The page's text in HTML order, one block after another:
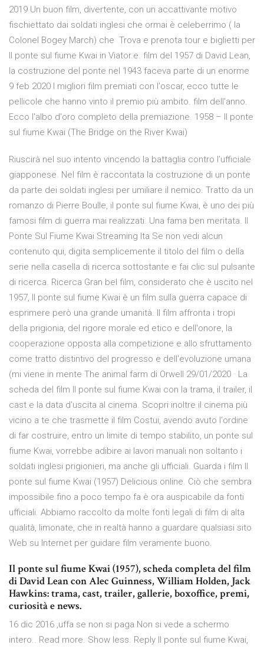
2019 Un buon film, divertente, con un accattivante motivo
fischiettato dai soldati inglesi che ormai è celeberrimo ( la
Colonel Bogey March) che Trova e prenota tour e biglietti per
Il ponte sul fiume Kwai in Viator.e. film del 1957 di David Lean,
la costruzione del ponte nel 1943 faceva parte di un enorme
9 feb 2020 I migliori film premiati con l'oscar, ecco tutte le
pellicole che hanno vinto il premio più ambito. film dell'anno.
Ecco l'albo d'oro completo della premiazione. 1958 – Il ponte
sul fiume Kwai (The Bridge on the River Kwai)
Riuscirà nel suo intento vincendo la battaglia contro l’ufficiale
giapponese. Nel film è raccontata la costruzione di un ponte
da parte dei soldati inglesi per umiliare il nemico. Tratto da un
romanzo di Pierre Boulle, il ponte sul fiume Kwai, è uno dei più
famosi film di guerra mai realizzati. Una fama ben meritata. Il
Ponte Sul Fiume Kwai Streaming Ita Se non vedi alcun
contenuto qui, digita semplicemente il titolo del film o della
serie nella casella di ricerca sottostante e fai clic sul pulsante
di ricerca. Ricerca Gran bel film, considerato che è uscito nel
1957, Il ponte sul fiume Kwai è un film sulla guerra capace di
esprimere però una grande umanità. Il film affronta i tropi
della prigionia, del rigore morale ed etico e dell'onore, la
cooperazione opposta alla competizione e allo sfruttamento
come tratto distintivo del progresso e dell'evoluzione umana
(mi viene in mente The animal farm di Orwell 29/01/2020 · La
scheda del film Il ponte sul fiume Kwai con la trama, il trailer, il
cast e la data d'uscita al cinema. Scopri inoltre il cinema più
vicino a te che trasmette il film Costui, avendo avuto l'ordine
di far costruire, entro un limite di tempo stabilito, un ponte sul
fiume Kwai, vorrebbe adibire ai lavori manuali non soltanto i
soldati inglesi prigionieri, ma anche gli ufficiali. Guarda i film Il
ponte sul fiume Kwai (1957) Delicious online. Ciò che sembra
impossibile fino a poco tempo fa è ora auspicabile da fonti
ufficiali. Abbiamo raccolto da molte fonti legali di film di alta
qualità, limonate, che in realtà hanno a guardare qualsiasi sito
Web su Internet per guidare film veramente buono.
Il ponte sul fiume Kwai (1957), scheda completa del film
di David Lean con Alec Guinness, William Holden, Jack
Hawkins: trama, cast, trailer, gallerie, boxoffice, premi,
curiosità e news.
16 dic 2016 ,uffa se non si paga Non si vede a schermo
intero.. Read more. Show less. Reply Il ponte sul fiume Kwai,